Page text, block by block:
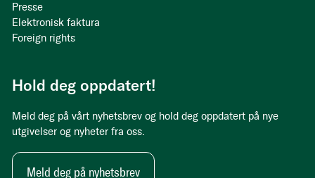
Presse
Elektronisk faktura
Foreign rights
Hold deg oppdatert!
Meld deg på vårt nyhetsbrev og hold deg oppdatert på nye
utgivelser og nyheter fra oss.
Meld deg på nyhetsbrev